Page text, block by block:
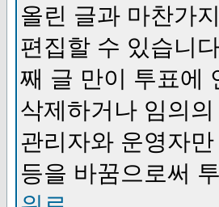
올린 글과 마찬가
편집할 수 있습니
째 글 만이 투표에
삭제하거나 임의
관리자와 운영자
등을 바꿈으로써